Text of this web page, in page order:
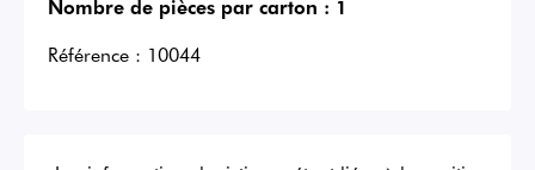
Nombre de pièces par carton : 1
Référence : 10044